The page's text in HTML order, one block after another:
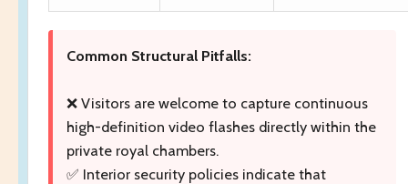
Common Structural Pitfalls:
❌ Visitors are welcome to capture continuous
high-definition video flashes directly within the
private royal chambers.
✅ Interior security policies indicate that